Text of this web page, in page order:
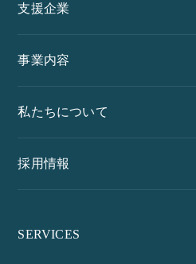
支援企業
事業内容
私たちについて
採用情報
SERVICES